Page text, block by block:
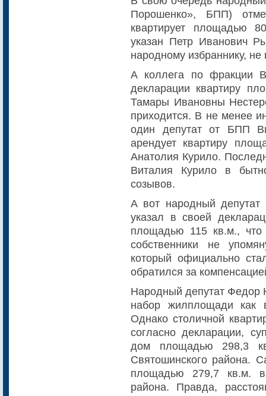
Порошенко», БПП)
квартирует площадью
указан Петр Иванович
народному избраннику, не
А коллега по фракции
декларации квартиру
Тамары Ивановны
приходится. В не менее
один депутат от БПП
арендует квартиру
Анатолия Курило.
Виталия Курило в
созывов.
А вот народный
указал в своей
площадью 115 кв.м., что
собственники не
который официально
обратился за
Народный депутат Федор
набор жилплощади как
Однако столичной
согласно декларации,
дом площадью 298,3
Святошинского района.
площадью 279,7 кв.м. в
района. Правда,